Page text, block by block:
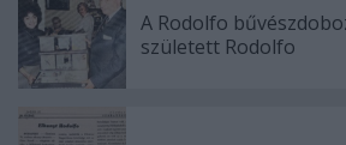
A Rodolfo
született Rodolfo